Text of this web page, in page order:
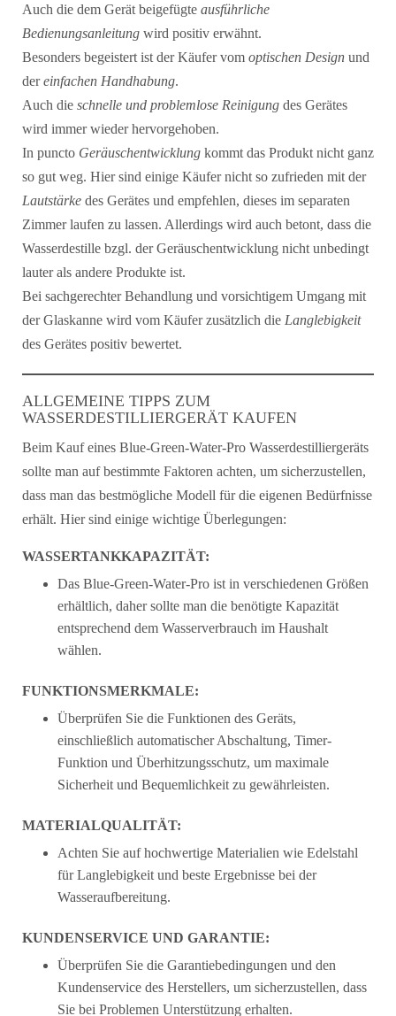
Auch die dem Gerät beigefügte ausführliche
Bedienungsanleitung wird positiv erwähnt.
Besonders begeistert ist der Käufer vom optischen Design und
dereinfachen Handhabung.
Auch die schnelle und problemlose Reinigung des Gerätes
wird immer wieder hervorgehoben.
In puncto Geräuschentwicklung kommt das Produkt nicht ganz
so gut weg. Hier sind einige Käufer nicht so zufrieden mit der
Lautstärke des Gerätes und empfehlen, dieses im separaten
Zimmer laufen zu lassen. Allerdings wird auch betont, dass die
Wasserdestille bzgl. der Geräuschentwicklung nicht unbedingt
lauter als andere Produkte ist.
Bei sachgerechter Behandlung und vorsichtigem Umgang mit
der Glaskanne wird vom Käufer zusätzlich die Langlebigkeit
des Gerätes positiv bewertet.
ALLGEMEINE TIPPS ZUM
WASSERDESTILLIERGERÄT KAUFEN
Beim Kauf eines Blue-Green-Water-Pro Wasserdestilliergeräts
sollte man auf bestimmte Faktoren achten, um sicherzustellen,
dass man das bestmögliche Modell für die eigenen Bedürfnisse
erhält. Hier sind einige wichtige Überlegungen:
WASSERTANKKAPAZITÄT:
Das Blue-Green-Water-Pro ist in verschiedenen Größen
erhältlich, daher sollte man die benötigte Kapazität
entsprechend dem Wasserverbrauch im Haushalt
wählen.
FUNKTIONSMERKMALE:
Überprüfen Sie die Funktionen des Geräts,
einschließlich automatischer Abschaltung, Timer-
Funktion und Überhitzungsschutz, um maximale
Sicherheit und Bequemlichkeit zu gewährleisten.
MATERIALQUALITÄT:
Achten Sie auf hochwertige Materialien wie Edelstahl
für Langlebigkeit und beste Ergebnisse bei der
Wasseraufbereitung.
KUNDENSERVICE UND GARANTIE:
Überprüfen Sie die Garantiebedingungen und den
Kundenservice des Herstellers, um sicherzustellen, dass
Sie bei Problemen Unterstützung erhalten.